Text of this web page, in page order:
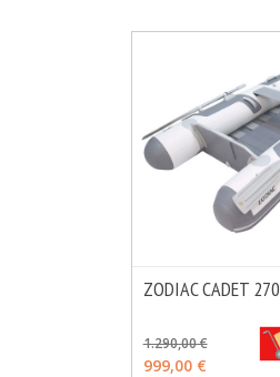
ZODIAC CADET
1.290,00 €
999,00 €